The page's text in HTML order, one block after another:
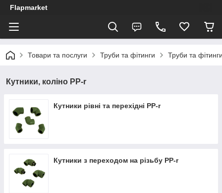
Flapmarket
Товари та послуги Труби та фітинги Труби та
Кутники, коліно PP-r
Кутники рівні та перехідні PP-r
Кутники з переходом на різьбу PP-r